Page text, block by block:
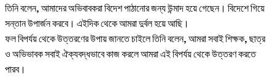
তিনি বলেন, আমাদের অভিবাবকরা বিদেশ পাঠানোর জন্য উন্মাদ হয়ে গেছেন। বিদেশে গিয়ে
সন্তান উপার্জন করবে। এইদিক থেকে আমরা দুর্বল হয়ে আছি।
ফল বিপর্যয় থেকে উত্তরণের উপায় জানতে চাইলে তিনি বলেন, আমরা সবাই শিক্ষক, ছাত্র
ও অভিভাবক সবাই ঐক্যবদ্ধভাবে কাজ করলে আমরা এই বিপর্যয় থেকে উত্তরণ করতে
পারব।